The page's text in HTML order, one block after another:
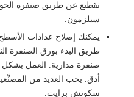
تقطيع عن طريق صنفرة
سيلزمون.
يمكنك إصلاح عدادات
صنفرة مدارية. العمل
أدق. يحب العديد من
سكوتش برايت.